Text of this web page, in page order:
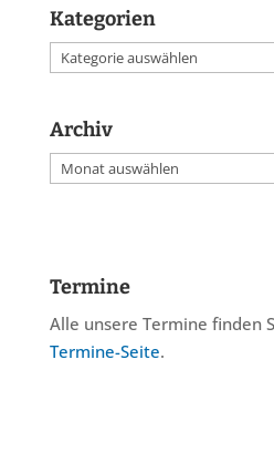
Kategorien
Kategorien
Archiv
Archiv
Termine
Alle unsere Termine finden
Termine-Seite.